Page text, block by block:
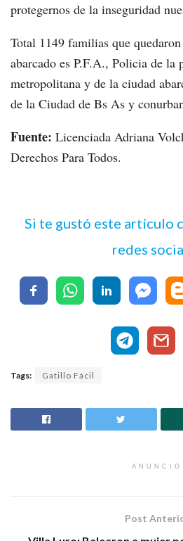
protegernos de la inseguridad
Total 1149 familias que
abarcado es P.F.A., Policia de
metropolitana y de la ciudad
de la Ciudad de Bs As y
Fuente: Licenciada Adriana
Derechos Para Todos.
Si te gustó este artículo
redes
Tags: Gatillo Fácil
ANUNCIO
Post